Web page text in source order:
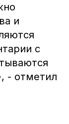
и
с
- отметил